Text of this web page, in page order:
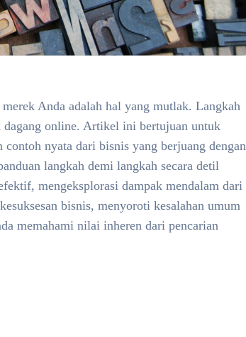
Anda adalah hal yang mutlak. Langkah
dagang online. Artikel ini bertujuan untuk
nyata dari bisnis yang berjuang dengan
langkah demi langkah secara detil
mengeksplorasi dampak mendalam dari
bisnis, menyoroti kesalahan umum
memahami nilai inheren dari pencarian